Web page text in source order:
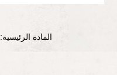
المادة الرئيسية: 4130 4140 4330 4340 8620 8630